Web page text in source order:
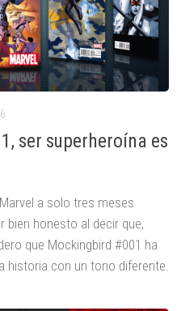
ser superheroína es
a solo tres meses
bien honesto al decir que,
que Mockingbird #001 ha
historia con un tono diferente.